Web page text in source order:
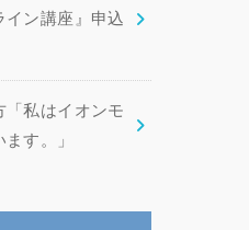
イン講座』申込
「私はイオンモ
す。」